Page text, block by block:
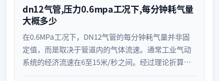
dn12气管,压力0.6mpa工况下,每分钟耗气量
大概多少
在0.6MPa工况下，DN12气管的每分钟耗气量并非固
定值，而是取决于管道内的气体流速。通常工业气动
系统的经济流速在6至15米/秒之间。经过理论折算，